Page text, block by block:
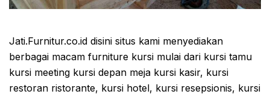
Jati.Furnitur.co.id disini situs kami menyediakan
berbagai macam furniture kursi mulai dari kursi tamu
kursi meeting kursi depan meja kursi kasir, kursi
restoran ristorante, kursi hotel, kursi resepsionis, kursi